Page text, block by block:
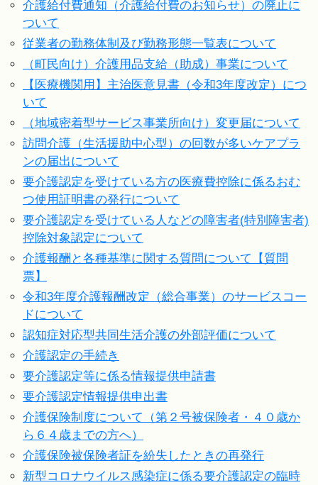
介護給付費通知（介護給付費のお知らせ）の廃止に
ついて
従業者の勤務体制及び勤務形態一覧表について
（町民向け）介護用品支給（助成）事業について
【医療機関用】主治医意見書（令和3年度改定）につ
いて
（地域密着型サービス事業所向け）変更届について
訪問介護（生活援助中心型）の回数が多いケアプラ
ンの届出について
要介護認定を受けている方の医療費控除に係るおむ
つ使用証明書の発行について
要介護認定を受けている人などの障害者(特別障害者)
控除対象認定について
介護報酬と各種基準に関する質問について【質問
票】
令和3年度介護報酬改定（総合事業）のサービスコー
ドについて
認知症対応型共同生活介護の外部評価について
介護認定の手続き
要介護認定等に係る情報提供申請書
要介護認定情報提供申出書
介護保険制度について（第２号被保険者・４０歳か
ら６４歳までの方へ）
介護保険被保険者証を紛失したときの再発行
新型コロナウイルス感染症に係る要介護認定の臨時